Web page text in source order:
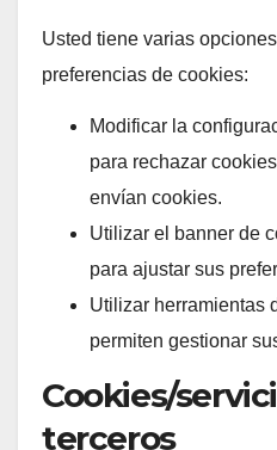
Usted tiene varias
preferencias de cookies:
Modificar la
para rechazar
envían cookies.
Utilizar el banner de
para ajustar sus
Utilizar herramientas
permiten gestionar
Cookies/
terceros